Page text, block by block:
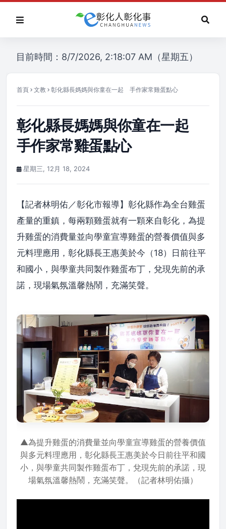
目前時間：8/7/2026, 2:18:07 AM（星期五）
首頁 文教 彰化縣長媽媽與你童在一起 手作家常雞蛋點心
彰化縣長媽媽與你童在一起
手作家常雞蛋點心
星期三, 12月 18, 2024
【記者林明佑／彰化市報導】彰化縣作為全台雞蛋
產量的重鎮，每兩顆雞蛋就有一顆來自彰化，為提
升雞蛋的消費量並向學童宣導雞蛋的營養價值與多
元料理應用，彰化縣長王惠美於今（18）日前往平
和國小，與學童共同製作雞蛋布丁，兌現先前的承
諾，現場氣氛溫馨熱鬧，充滿笑聲。
▲為提升雞蛋的消費量並向學童宣導雞蛋的營養價值
與多元料理應用，彰化縣長王惠美於今日前往平和國
小，與學童共同製作雞蛋布丁，兌現先前的承諾，現
場氣氛溫馨熱鬧，充滿笑聲。（記者林明佑攝）